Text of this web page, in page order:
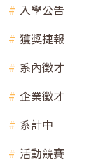
入學公告
獲獎捷報
系內徵才
企業徵才
系計中
活動競賽